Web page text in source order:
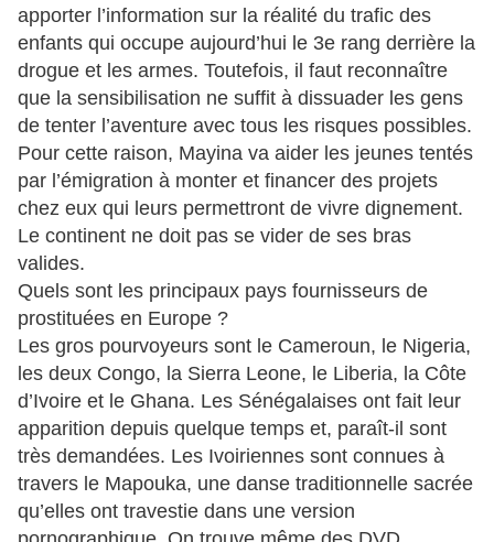
apporter l’information sur la réalité du trafic des
enfants qui occupe aujourd’hui le 3e rang derrière la
drogue et les armes. Toutefois, il faut reconnaître
que la sensibilisation ne suffit à dissuader les gens
de tenter l’aventure avec tous les risques possibles.
Pour cette raison, Mayina va aider les jeunes tentés
par l’émigration à monter et financer des projets
chez eux qui leurs permettront de vivre dignement.
Le continent ne doit pas se vider de ses bras
valides.
Quels sont les principaux pays fournisseurs de
prostituées en Europe ?
Les gros pourvoyeurs sont le Cameroun, le Nigeria,
les deux Congo, la Sierra Leone, le Liberia, la Côte
d’Ivoire et le Ghana. Les Sénégalaises ont fait leur
apparition depuis quelque temps et, paraît-il sont
très demandées. Les Ivoiriennes sont connues à
travers le Mapouka, une danse traditionnelle sacrée
qu’elles ont travestie dans une version